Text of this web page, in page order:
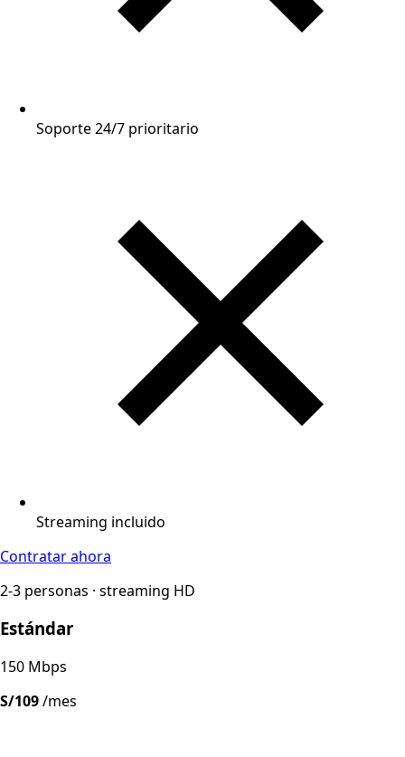
Soporte 24/7 prioritario
Streaming incluido
Contratar ahora
2-3 personas · streaming HD
Estándar
150 Mbps
S/109/mes